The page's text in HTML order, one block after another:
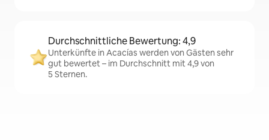
Durchschnittliche Bewertung: 4,9
Unterkünfte in Acacías werden von Gästen sehr
gut bewertet – im Durchschnitt mit 4,9 von
5 Sternen.